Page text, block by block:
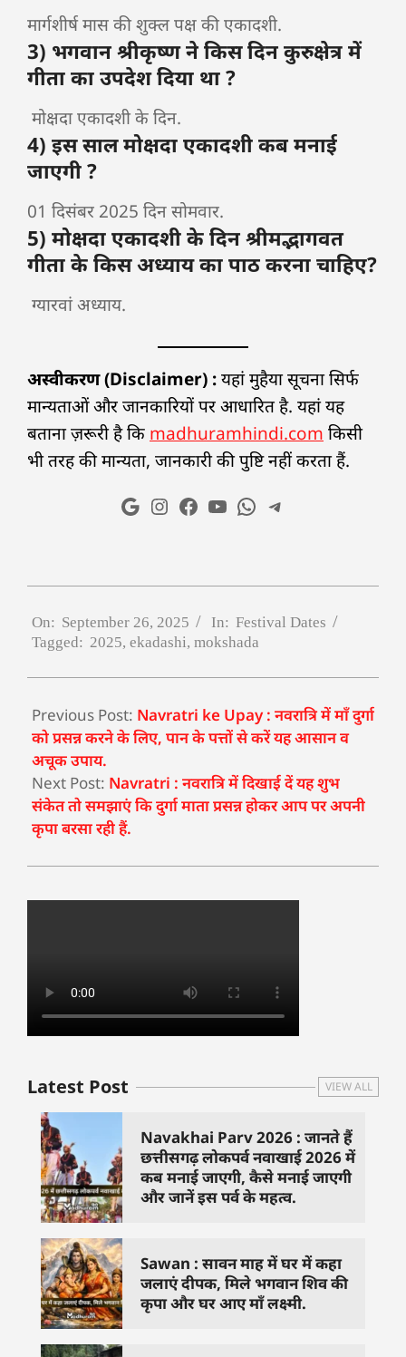
मार्गशीर्ष मास की शुक्ल पक्ष की एकादशी.
3) भगवान श्रीकृष्ण ने किस दिन कुरुक्षेत्र में
गीता का उपदेश दिया था ?
मोक्षदा एकादशी के दिन.
4) इस साल मोक्षदा एकादशी कब मनाई
जाएगी ?
01 दिसंबर 2025 दिन सोमवार.
5) मोक्षदा एकादशी के दिन श्रीमद्भागवत
गीता के किस अध्याय का पाठ करना चाहिए?
ग्यारवां अध्याय.
अस्वीकरण (Disclaimer) :यहां मुहैया सूचना सिर्फ
मान्यताओं और जानकारियों पर आधारित है. यहां यह
बताना ज़रूरी है कि madhuramhindi.com किसी
भी तरह की मान्यता, जानकारी की पुष्टि नहीं करता हैं.
On: September 26, 2025 In: Festival Dates
Tagged: 2025, ekadashi, mokshada
Previous Post: Navratri ke Upay : नवरात्रि में माँ दुर्गा
को प्रसन्न करने के लिए, पान के पत्तों से करें यह आसान व
अचूक उपाय.
Next Post: Navratri : नवरात्रि में दिखाई दें यह शुभ
संकेत तो समझाएं कि दुर्गा माता प्रसन्न होकर आप पर अपनी
कृपा बरसा रही हैं.
Latest Post VIEW ALL
Navakhai Parv 2026 : जानते हैं
छत्तीसगढ़ लोकपर्व नवाखाई 2026 में
कब मनाई जाएगी, कैसे मनाई जाएगी
और जानें इस पर्व के महत्व.
Sawan : सावन माह में घर में कहा
जलाएं दीपक, मिले भगवान शिव की
कृपा और घर आए माँ लक्ष्मी.